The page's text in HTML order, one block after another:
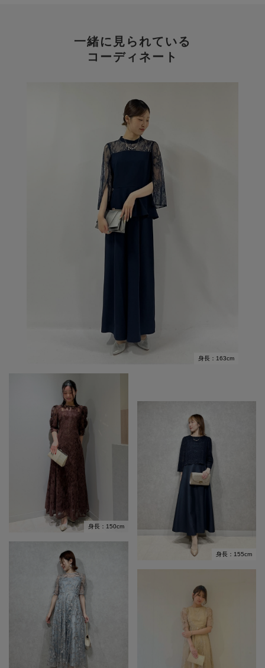
一緒に見られている
コーディネート
身長：163cm
身長：150cm
身長：155cm